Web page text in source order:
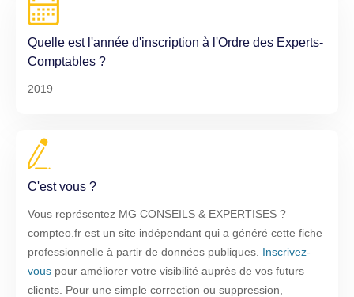
Quelle est l'année d'inscription à l'Ordre des Experts-
Comptables ?
2019
C'est vous ?
Vous représentez MG CONSEILS & EXPERTISES ?
compteo.fr est un site indépendant qui a généré cette fiche
professionnelle à partir de données publiques. Inscrivez-
vous pour améliorer votre visibilité auprès de vos futurs
clients. Pour une simple correction ou suppression,